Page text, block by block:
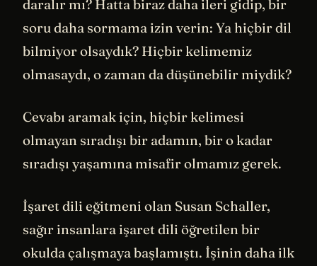
daralır mı? Hatta biraz daha ileri gidip, bir
soru daha sormama izin verin: Ya hiçbir dil
bilmiyor olsaydık? Hiçbir kelimemiz
olmasaydı, o zaman da düşünebilir miydik?
Cevabı aramak için, hiçbir kelimesi
olmayan sıradışı bir adamın, bir o kadar
sıradışı yaşamına misafir olmamız gerek.
İşaret dili eğitmeni olan Susan Schaller,
sağır insanlara işaret dili öğretilen bir
okulda çalışmaya başlamıştı. İşinin daha ilk